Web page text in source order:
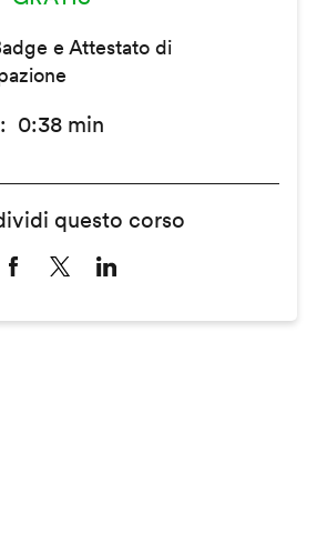
e Attestato di
0:38 min
questo corso